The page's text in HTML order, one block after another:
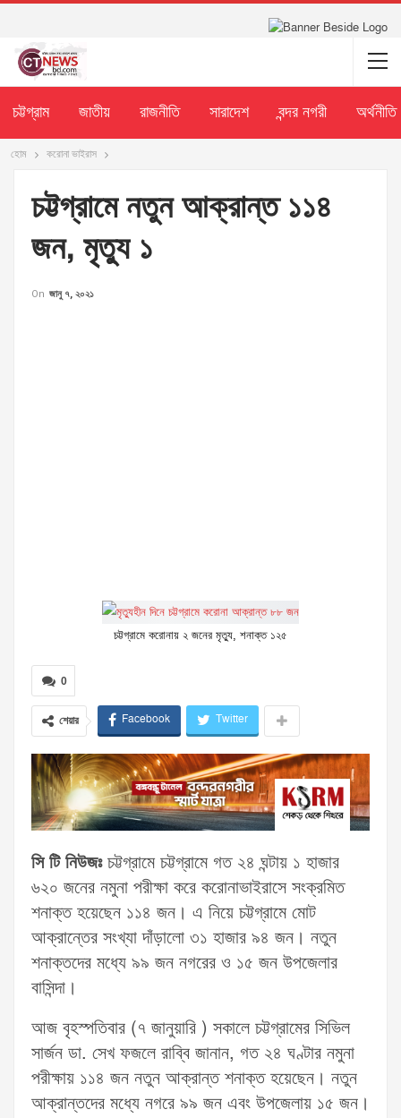
চট্টগ্রাম জাতীয় রাজনীতি সারাদেশ বন্দর নগরী অর্থনীতি
হোম করোনা ভাইরাস
চট্টগ্রামে নতুন আক্রান্ত ১১৪
জন, মৃত্যু ১
On জানু ৭, ২০২১
চট্টগ্রামে করোনায় ২ জনের মৃত্যু, শনাক্ত ১২৫
0
শেয়ার Facebook Twitter
সি টি নিউজঃচট্টগ্রামে চট্টগ্রামে গত ২৪ ঘন্টায় ১ হাজার
৬২০ জনের নমুনা পরীক্ষা করে করোনাভাইরাসে সংক্রমিত
শনাক্ত হয়েছেন ১১৪ জন। এ নিয়ে চট্টগ্রামে মোট
আক্রান্তের সংখ্যা দাঁড়ালো ৩১ হাজার ৯৪ জন। নতুন
শনাক্তদের মধ্যে ৯৯ জন নগরের ও ১৫ জন উপজেলার
বাসিন্দা।
আজ বৃহস্পতিবার (৭ জানুয়ারি ) সকালে চট্টগ্রামের সিভিল
সার্জন ডা. সেখ ফজলে রাব্বি জানান, গত ২৪ ঘণ্টার নমুনা
পরীক্ষায় ১১৪ জন নতুন আক্রান্ত শনাক্ত হয়েছেন। নতুন
আক্রান্তদের মধ্যে নগরে ৯৯ জন এবং উপজেলায় ১৫ জন।